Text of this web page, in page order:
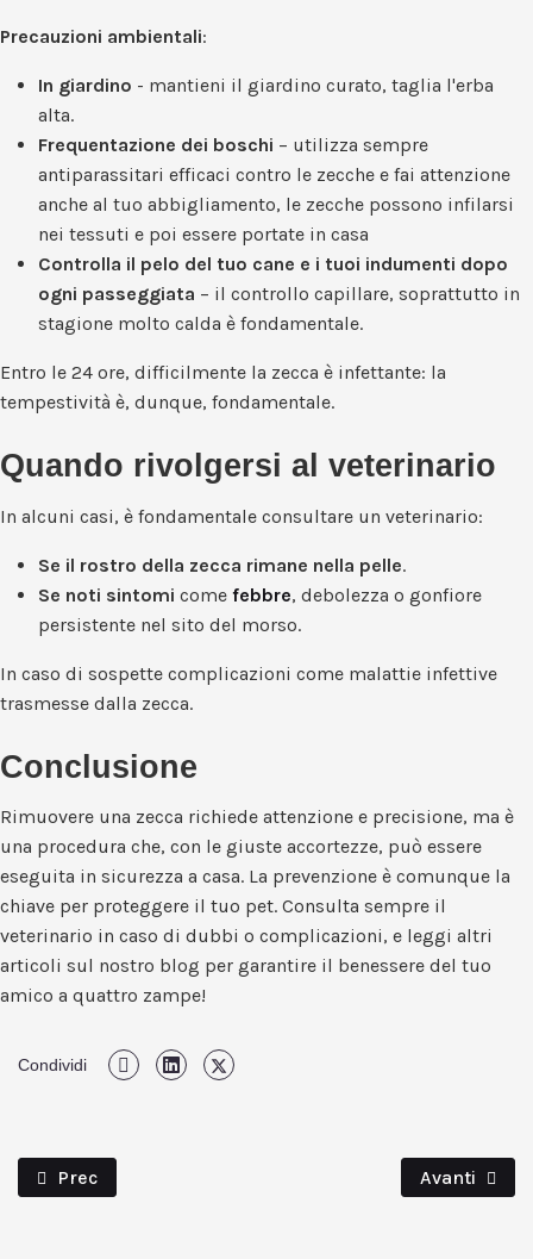
Precauzioni ambientali:
In giardino - mantieni il giardino curato, taglia l'erba
alta.
Frequentazione dei boschi – utilizza sempre
antiparassitari efficaci contro le zecche e fai attenzione
anche al tuo abbigliamento, le zecche possono infilarsi
nei tessuti e poi essere portate in casa
Controlla il pelo del tuo cane e i tuoi indumenti dopo
ogni passeggiata – il controllo capillare, soprattutto in
stagione molto calda è fondamentale.
Entro le 24 ore, difficilmente la zecca è infettante: la
tempestività è, dunque, fondamentale.
Quando rivolgersi al veterinario
In alcuni casi, è fondamentale consultare un veterinario:
Se il rostro della zecca rimane nella pelle.
Se noti sintomi come febbre, debolezza o gonfiore
persistente nel sito del morso.
In caso di sospette complicazioni come malattie infettive
trasmesse dalla zecca.
Conclusione
Rimuovere una zecca richiede attenzione e precisione, ma è
una procedura che, con le giuste accortezze, può essere
eseguita in sicurezza a casa. La prevenzione è comunque la
chiave per proteggere il tuo pet. Consulta sempre il
veterinario in caso di dubbi o complicazioni, e leggi altri
articoli sul nostro blog per garantire il benessere del tuo
amico a quattro zampe!
Condividi
Articolo Precedente: Disturbi Intestinali Nel Cane:
Prec Articolo
Avanti